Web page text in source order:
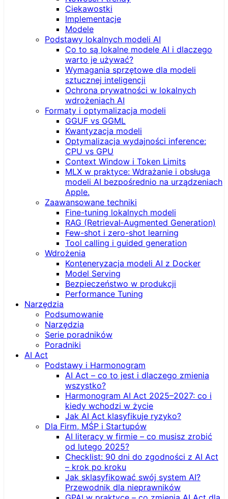
Ciekawostki
Implementacje
Modele
Podstawy lokalnych modeli AI
Co to są lokalne modele AI i dlaczego
warto je używać?
Wymagania sprzętowe dla modeli
sztucznej inteligencji
Ochrona prywatności w lokalnych
wdrożeniach AI
Formaty i optymalizacja modeli
GGUF vs GGML
Kwantyzacja modeli
Optymalizacja wydajności inference:
CPU vs GPU
Context Window i Token Limits
MLX w praktyce: Wdrażanie i obsługa
modeli AI bezpośrednio na urządzeniach
Apple.
Zaawansowane techniki
Fine-tuning lokalnych modeli
RAG (Retrieval‑Augmented Generation)
Few-shot i zero-shot learning
Tool calling i guided generation
Wdrożenia
Konteneryzacja modeli AI z Docker
Model Serving
Bezpieczeństwo w produkcji
Performance Tuning
Narzędzia
Podsumowanie
Narzędzia
Serie poradników
Poradniki
AI Act
Podstawy i Harmonogram
AI Act – co to jest i dlaczego zmienia
wszystko?
Harmonogram AI Act 2025–2027: co i
kiedy wchodzi w życie
Jak AI Act klasyfikuje ryzyko?
Dla Firm, MŚP i Startupów
AI literacy w firmie – co musisz zrobić
od lutego 2025?
Checklist: 90 dni do zgodności z AI Act
– krok po kroku
Jak sklasyfikować swój system AI?
Przewodnik dla nieprawników